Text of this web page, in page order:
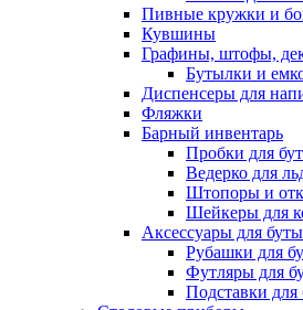
Пивные кружки и
Кувшины
Графины, штофы,
Бутылки и
Диспенсеры для
Фляжки
Барный инвентарь
Пробки для
Ведерко для
Штопоры и
Шейкеры для
Аксессуары для
Рубашки для
Футляры для
Подставки для